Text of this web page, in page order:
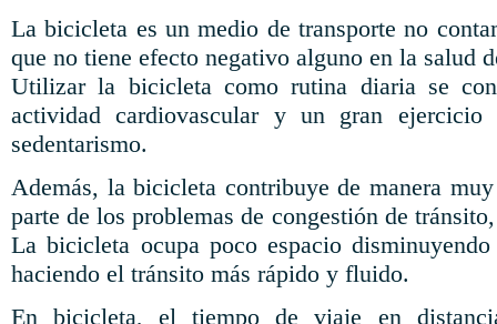
La bicicleta es un medio de transporte no
que no tiene efecto negativo alguno en la salud
Utilizar la bicicleta como rutina diaria se
actividad cardiovascular y un gran
sedentarismo.
Además, la bicicleta contribuye de manera
parte de los problemas de congestión de
La bicicleta ocupa poco espacio
haciendo el tránsito más rápido y fluido.
En bicicleta, el tiempo de viaje en